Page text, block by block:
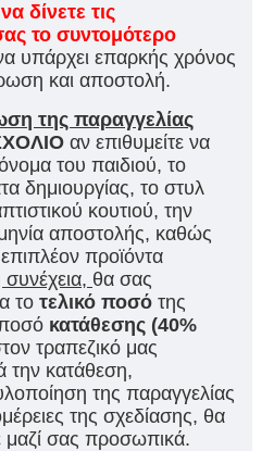
δίνετε τις
το συντομότερο
υπάρχει επαρκής χρόνος
και αποστολή.
της παραγγελίας
αν επιθυμείτε να
του παιδιού, το
δημιουργίας, το στυλ
κουτιού, την
αποστολής, καθώς
επιπλέον προϊόντα
συνέχεια, θα σας
το τελικό ποσό της
κατάθεσης (40%
τραπεζικό μας
την κατάθεση,
της παραγγελίας
της σχεδίασης, θα
μαζί σας προσωπικά.